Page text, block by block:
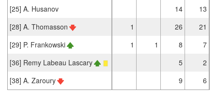
[25] A. Husanov 14
13
[28] A. Thomasson
1 26
21
[29] P. Frankowski
1 1 8
7
[36] Remy Labeau Lascary
5
2
[38] A. Zaroury
9 6